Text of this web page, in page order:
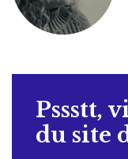
Pssstt,
du site